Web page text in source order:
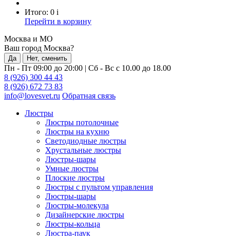
Итого: 0 i
Перейти в корзину
Москва и МО
Ваш город Москва?
Да Нет, сменить
Пн - Пт 09:00 до 20:00 | Сб - Вс с 10.00 до 18.00
8 (926) 300 44 43
8 (926) 672 73 83
info@lovesvet.ru Обратная связь
Люстры
Люстры потолочные
Люстры на кухню
Светодиодные люстры
Хрустальные люстры
Люстры-шары
Умные люстры
Плоские люстры
Люстры с пультом управления
Люстры-шары
Люстры-молекула
Дизайнерские люстры
Люстры-кольца
Люстра-паук